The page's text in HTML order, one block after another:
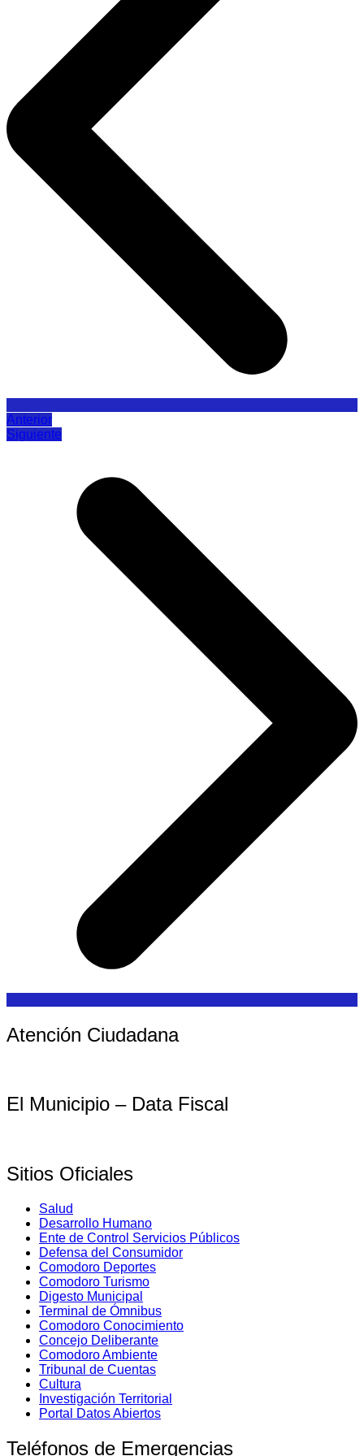
Anterior
Siguiente
Atención Ciudadana
El Municipio – Data Fiscal
Sitios Oficiales
Salud
Desarrollo Humano
Ente de Control Servicios Públicos
Defensa del Consumidor
Comodoro Deportes
Comodoro Turismo
Digesto Municipal
Terminal de Ómnibus
Comodoro Conocimiento
Concejo Deliberante
Comodoro Ambiente
Tribunal de Cuentas
Cultura
Investigación Territorial
Portal Datos Abiertos
Teléfonos de Emergencias